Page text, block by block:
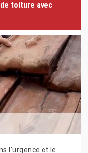
toiture avec
l'urgence et le